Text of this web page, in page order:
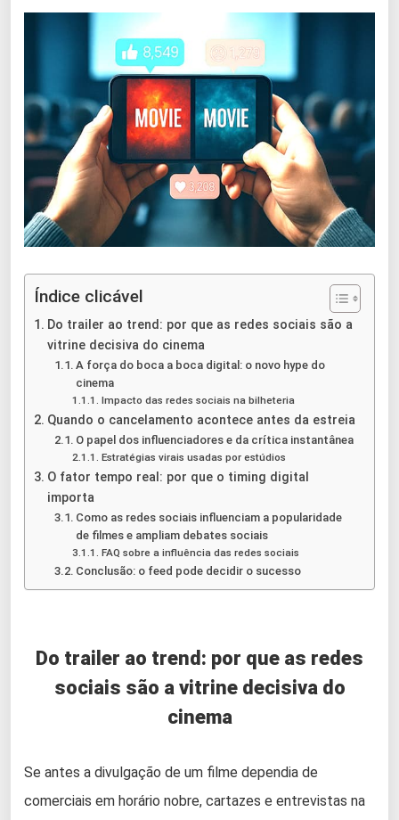
Índice clicável
Do trailer ao trend: por que as redes sociais são a
vitrine decisiva do cinema
A força do boca a boca digital: o novo hype do
cinema
Impacto das redes sociais na bilheteria
Quando o cancelamento acontece antes da estreia
O papel dos influenciadores e da crítica instantânea
Estratégias virais usadas por estúdios
O fator tempo real: por que o timing digital
importa
Como as redes sociais influenciam a popularidade
de filmes e ampliam debates sociais
FAQ sobre a influência das redes sociais
Conclusão: o feed pode decidir o sucesso
Do trailer ao trend: por que as redes
sociais são a vitrine decisiva do
cinema
Se antes a divulgação de um filme dependia de
comerciais em horário nobre, cartazes e entrevistas na